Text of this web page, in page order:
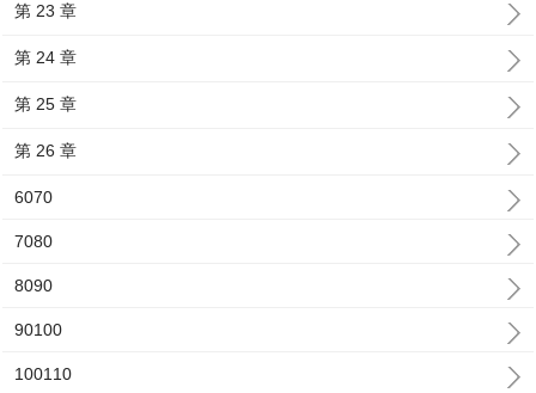
第 23 章
第 24 章
第 25 章
第 26 章
6070
7080
8090
90100
100110